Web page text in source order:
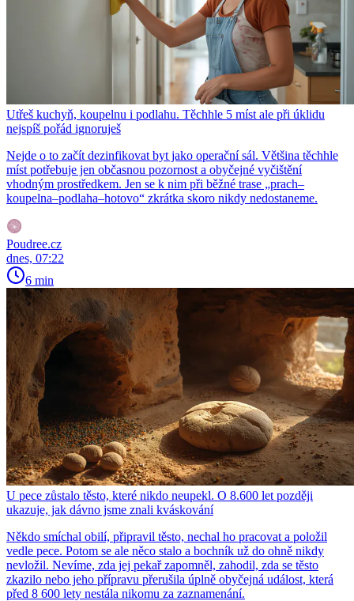
Utřeš kuchyň, koupelnu i podlahu. Těchhle 5 míst ale při úklidu
nejspíš pořád ignoruješ
Nejde o to začít dezinfikovat byt jako operační sál. Většina těchhle
míst potřebuje jen občasnou pozornost a obyčejné vyčištění
vhodným prostředkem. Jen se k nim při běžné trase „prach–
koupelna–podlaha–hotovo“ zkrátka skoro nikdy nedostaneme.
Poudree.cz
dnes, 07:22
6 min
U pece zůstalo těsto, které nikdo neupekl. O 8.600 let později
ukazuje, jak dávno jsme znali kváskování
Někdo smíchal obilí, připravil těsto, nechal ho pracovat a položil
vedle pece. Potom se ale něco stalo a bochník už do ohně nikdy
nevložil. Nevíme, zda jej pekař zapomněl, zahodil, zda se těsto
zkazilo nebo jeho přípravu přerušila úplně obyčejná událost, která
před 8 600 lety nestála nikomu za zaznamenání.